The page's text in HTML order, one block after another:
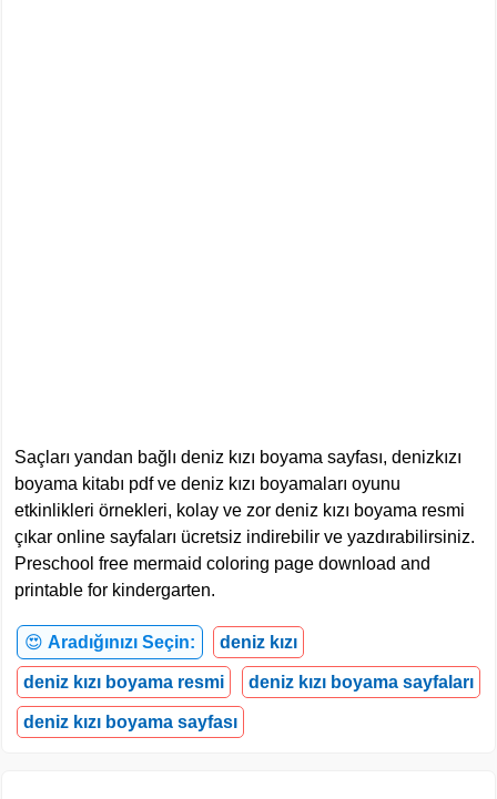
Saçları yandan bağlı deniz kızı boyama sayfası, denizkızı
boyama kitabı pdf ve deniz kızı boyamaları oyunu
etkinlikleri örnekleri, kolay ve zor deniz kızı boyama resmi
çıkar online sayfaları ücretsiz indirebilir ve yazdırabilirsiniz.
Preschool free mermaid coloring page download and
printable for kindergarten.
😍 Aradığınızı Seçin: deniz kızı
deniz kızı boyama resmi deniz kızı boyama sayfaları
deniz kızı boyama sayfası